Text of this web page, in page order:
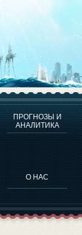
ПРОГНОЗЫ И
АНАЛИТИКА
О НАС